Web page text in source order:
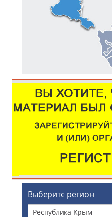
Выберите регион
Республика Крым